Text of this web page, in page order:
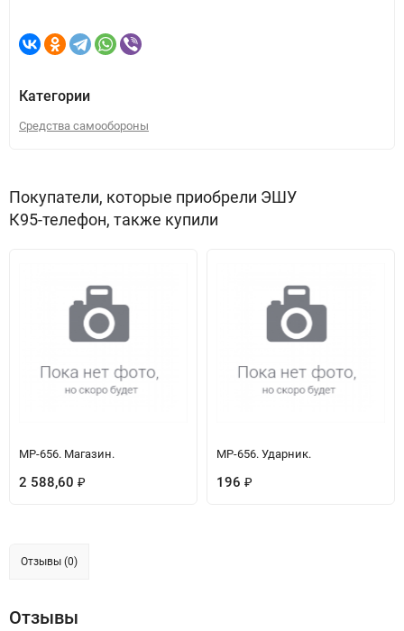
Категории
Средства самообороны
Покупатели, которые приобрели ЭШУ
К95-телефон, также купили
МР-656. Магазин.
2 588,60 ₽
МР-656. Ударник.
196 ₽
Отзывы (0)
Отзывы